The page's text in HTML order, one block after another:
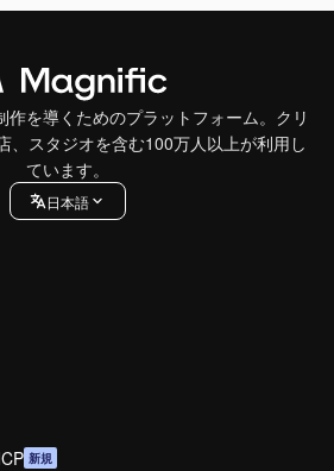
作を導くためのプラットフォーム。クリ
、スタジオを含む100万人以上が利用し
ています。
日本語
新規